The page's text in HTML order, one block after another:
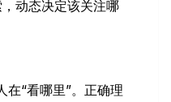
动态决定该关注哪
“看哪里”。正确理